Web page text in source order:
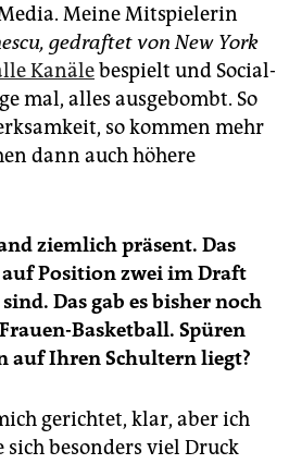
Meine Mitspielerin
gedraftet von New York
Kanälebespielt und Social-
mal, alles ausgebombt. So
so kommen mehr
dann auch höhere
ziemlich präsent. Das
auf Position zwei im Draft
Das gab es bisher noch
Basketball. Spüren
auf Ihren Schultern liegt?
gerichtet, klar, aber ich
sich besonders viel Druck